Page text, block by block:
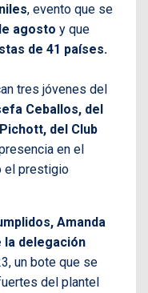
, evento que se
agosto y que
de 41 países.
tres jóvenes del
Ceballos, del
del Club
en el
el prestigio
Amanda
la delegación
un bote que se
del plantel